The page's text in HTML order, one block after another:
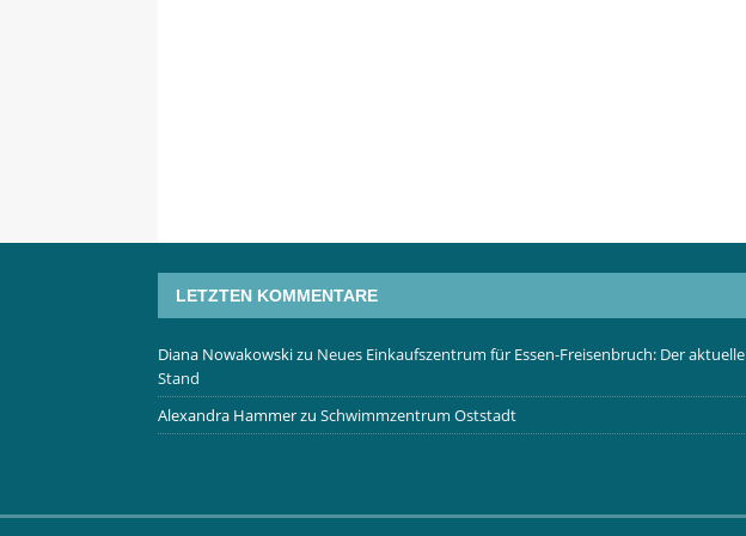
LETZTEN KOMMENTARE
Diana Nowakowskizu Neues Einkaufszentrum für Essen-Freisenbruch: Der aktuelle
Stand
Alexandra Hammerzu Schwimmzentrum Oststadt